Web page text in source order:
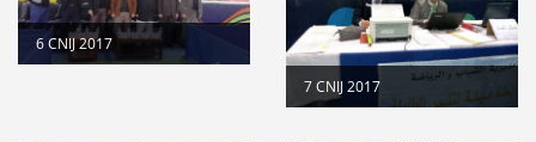
6 CNIJ 2017
7 CNIJ 2017